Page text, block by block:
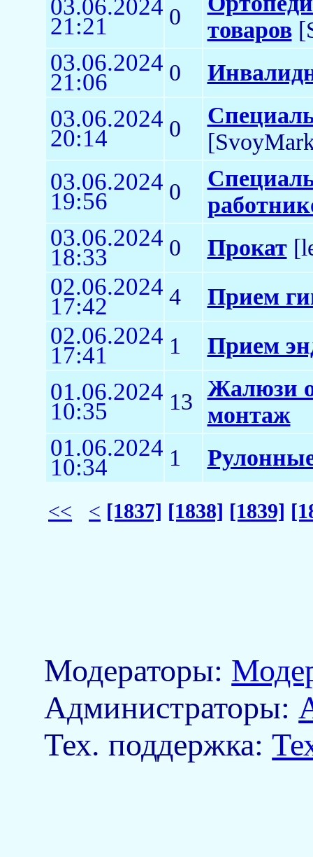
03.06.2024
21:21 0
товаров
03.06.2024
21:06 0
03.06.2024
20:14 0
03.06.2024
19:56 0
03.06.2024
18:33 0 Прокат
02.06.2024
17:42 4 Прием
02.06.2024
17:41 1 Прием
01.06.2024
10:35 13
Жалюзи
монтаж
01.06.2024
10:34 1
<< < [1837] [1838] [1839]
Модераторы:
Aдминистраторы:
Тех. поддержка: